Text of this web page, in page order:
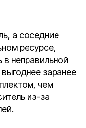
а соседние
ресурсе,
в неправильной
заранее
чем
из-за